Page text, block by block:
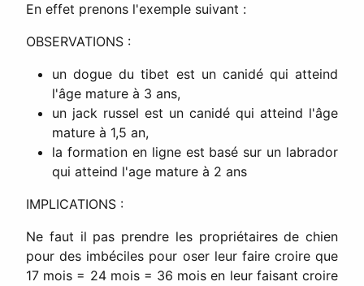
En effet prenons l'exemple suivant :
OBSERVATIONS :
un dogue du tibet est un canidé qui atteind
l'âge mature à 3 ans,
un jack russel est un canidé qui atteind l'âge
mature à 1,5 an,
la formation en ligne est basé sur un labrador
qui atteind l'age mature à 2 ans
IMPLICATIONS :
Ne faut il pas prendre les propriétaires de chien
pour des imbéciles pour oser leur faire croire que
17 mois = 24 mois = 36 mois en leur faisant croire